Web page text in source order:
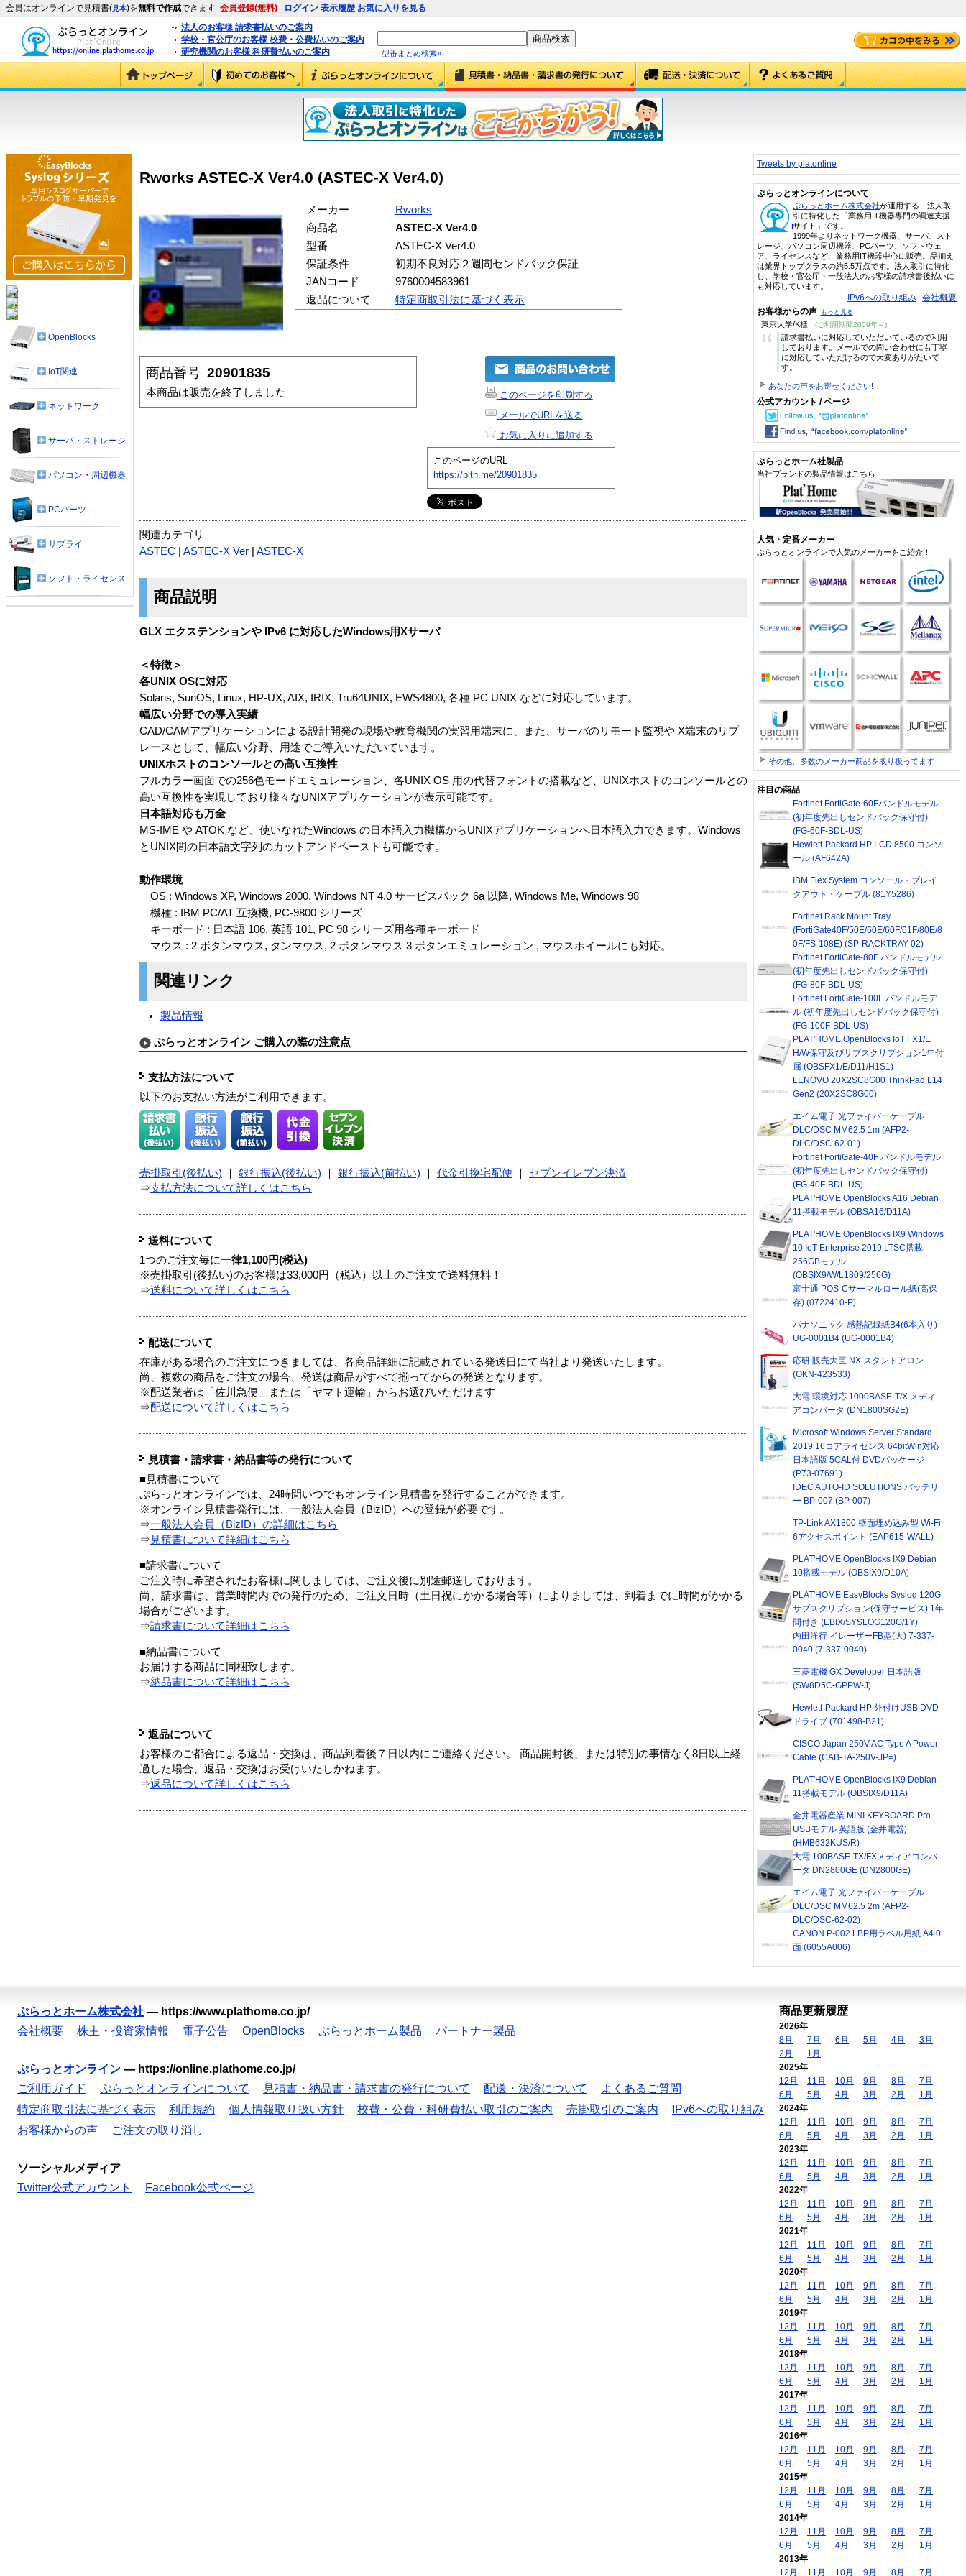
会員はオンラインで見積書(見本)を無料で作成できます 会員登録(無料) ログイン 表示履歴 お気に入りを見る
法人のお客様 請求書払いのご案内
学校・官公庁のお客様 校費・公費払いのご案内
研究機関のお客様 科研費払いのご案内
型番まとめ検索»
Rworks ASTEC-X Ver4.0 (ASTEC-X Ver4.0)
メーカー
Rworks
商品名
ASTEC-X Ver4.0
型番
ASTEC-X Ver4.0
保証条件
初期不良対応２週間センドバック保証
JANコード
9760004583961
返品について
特定商取引法に基づく表示
商品番号 20901835
本商品は販売を終了しました
このページを印刷する
メールでURLを送る
お気に入りに追加する
このページのURL
https://plth.me/20901835
関連カテゴリ
ASTEC
ASTEC-X Ver ASTEC-X
商品説明
GLX エクステンションや IPv6 に対応したWindows用Xサーバ
＜特徴＞
各UNIX OSに対応
Solaris, SunOS, Linux, HP-UX, AIX, IRIX, Tru64UNIX, EWS4800, 各種 PC UNIX などに対応しています。
幅広い分野での導入実績
CAD/CAMアプリケーションによる設計開発の現場や教育機関の実習用端末に、また、サーバのリモート監視や X端末のリプ
レースとして、幅広い分野、用途でご導入いただいています。
UNIXホストのコンソールとの高い互換性
フルカラー画面での256色モードエミュレーション、各UNIX OS 用の代替フォントの搭載など、UNIXホストのコンソールとの
高い互換性を実現しており様々なUNIXアプリケーションが表示可能です。
日本語対応も万全
MS-IME や ATOK など、使いなれたWindows の日本語入力機構からUNIXアプリケーションへ日本語入力できます。Windows
とUNIX間の日本語文字列のカットアンドペーストも可能です。
動作環境
OS : Windows XP, Windows 2000, Windows NT 4.0 サービスパック 6a 以降, Windows Me, Windows 98
機種 : IBM PC/AT 互換機, PC-9800 シリーズ
キーボード : 日本語 106, 英語 101, PC 98 シリーズ用各種キーボード
マウス : 2 ボタンマウス, タンマウス, 2 ボタンマウス 3 ボタンエミュレーション , マウスホイールにも対応。
関連リンク
製品情報
ぷらっとオンライン ご購入の際の注意点
支払方法について
以下のお支払い方法がご利用できます。
売掛取引(後払い) 銀行振込(後払い) 銀行振込(前払い) 代金引換宅配便
セブンイレブン決済
⇒支払方法について詳しくはこちら
送料について
1つのご注文毎に一律1,100円(税込)
※売掛取引(後払い)のお客様は33,000円（税込）以上のご注文で送料無料！
⇒送料について詳しくはこちら
配送について
在庫がある場合のご注文につきましては、各商品詳細に記載されている発送日にて当社より発送いたします。
尚、複数の商品をご注文の場合、発送は商品がすべて揃ってからの発送となります。
※配送業者は「佐川急便」または「ヤマト運輸」からお選びいただけます
⇒配送について詳しくはこちら
見積書・請求書・納品書等の発行について
■見積書について
ぷらっとオンラインでは、24時間いつでもオンライン見積書を発行することができます。
※オンライン見積書発行には、一般法人会員（BizID）への登録が必要です。
⇒一般法人会員（BizID）の詳細はこちら
⇒ 見積書について詳細はこちら
■請求書について
ご注文時に希望されたお客様に関しましては、ご注文後に別途郵送しております。
尚、請求書は、営業時間内での発行のため、ご注文日時（土日祝にかかる場合等）によりましては、到着までに時間がかかる
場合がございます。
⇒請求書について詳細はこちら
■納品書について
お届けする商品に同梱致します。
⇒納品書について詳細はこちら
返品について
お客様のご都合による返品・交換は、商品到着後７日以内にご連絡ください。 商品開封後、または特別の事情なく8日以上経
過した場合、返品・交換はお受けいたしかねます。
⇒返品について詳しくはこちら
OpenBlocks
IoT関連
ネットワーク
サーバ・ストレージ
パソコン・周辺機器
PCパーツ
サプライ
ソフト・ライセンス
Tweets by platonline
ぷらっとオンラインについて
ぷらっとホーム株式会社が運用する、法人取
引に特化した「業務用IT機器専門の調達支援
サイト」です。
1999年よりネットワーク機器、サーバ、スト
レージ、パソコン周辺機器、PCパーツ、ソフトウェ
ア、ライセンスなど、業務用IT機器中心に販売。品揃え
は業界トップクラスの約5.5万点です。法人取引に特化
し、学校・官公庁・一般法人のお客様の請求書後払いに
も対応しています。
IPv6への取り組み 会社概要
お客様からの声 もっと見る
東京大学/K様 (ご利用期間2009年～)
“
請求書払いに対応していただいているので利用
しております。メールでの問い合わせにも丁寧
に対応していただけるので大変ありがたいで
す。
あなたの声をお寄せください!
公式アカウント / ページ
ぷらっとホーム社製品
当社ブランドの製品情報はこちら
人気・定番メーカー
ぷらっとオンラインで人気のメーカーをご紹介！
その他、多数のメーカー商品を取り扱ってます
注目の商品
Fortinet FortiGate-60Fバンドルモデル
(初年度先出しセンドバック保守付)
(FG-60F-BDL-US)
Hewlett-Packard HP LCD 8500 コンソ
ール (AF642A)
IBM Flex System コンソール・ブレイ
クアウト・ケーブル (81Y5286)
Fortinet Rack Mount Tray
(FortiGate40F/50E/60E/60F/61F/80E/8
0F/FS-108E) (SP-RACKTRAY-02)
Fortinet FortiGate-80F バンドルモデル
(初年度先出しセンドバック保守付)
(FG-80F-BDL-US)
Fortinet FortiGate-100F バンドルモデ
ル (初年度先出しセンドバック保守付)
(FG-100F-BDL-US)
PLAT'HOME OpenBlocks IoT FX1/E
H/W保守及びサブスクリプション1年付
属 (OBSFX1/E/D11/H1S1)
LENOVO 20X2SC8G00 ThinkPad L14
Gen2 (20X2SC8G00)
エイム電子 光ファイバーケーブル
DLC/DSC MM62.5 1m (AFP2-
DLC/DSC-62-01)
Fortinet FortiGate-40F バンドルモデル
(初年度先出しセンドバック保守付)
(FG-40F-BDL-US)
PLAT'HOME OpenBlocks A16 Debian
11搭載モデル (OBSA16/D11A)
PLAT'HOME OpenBlocks IX9 Windows
10 IoT Enterprise 2019 LTSC搭載
256GBモデル
(OBSIX9/W/L1809/256G)
富士通 POS-Cサーマルロール紙(高保
存) (0722410-P)
パナソニック 感熱記録紙B4(6本入り)
UG-0001B4 (UG-0001B4)
応研 販売大臣 NX スタンドアロン
(OKN-423533)
大電 環境対応 1000BASE-T/X メディ
アコンバータ (DN1800SG2E)
Microsoft Windows Server Standard
2019 16コアライセンス 64bitWin対応
日本語版 5CAL付 DVDパッケージ
(P73-07691)
IDEC AUTO-ID SOLUTIONS バッテリ
ー BP-007 (BP-007)
TP-Link AX1800 壁面埋め込み型 Wi-Fi
6アクセスポイント (EAP615-WALL)
PLAT'HOME OpenBlocks IX9 Debian
10搭載モデル (OBSIX9/D10A)
PLAT'HOME EasyBlocks Syslog 120G
サブスクリプション(保守サービス) 1年
間付き (EBIX/SYSLOG120G/1Y)
内田洋行 イレーザーFB型(大) 7-337-
0040 (7-337-0040)
三菱電機 GX Developer 日本語版
(SW8D5C-GPPW-J)
Hewlett-Packard HP 外付けUSB DVD
ドライブ (701498-B21)
CISCO Japan 250V AC Type A Power
Cable (CAB-TA-250V-JP=)
PLAT'HOME OpenBlocks IX9 Debian
11搭載モデル (OBSIX9/D11A)
金井電器産業 MINI KEYBOARD Pro
USBモデル 英語版 (金井電器)
(HMB632KUS/R)
大電 100BASE-TX/FXメディアコンバ
ータ DN2800GE (DN2800GE)
エイム電子 光ファイバーケーブル
DLC/DSC MM62.5 2m (AFP2-
DLC/DSC-62-02)
CANON P-002 LBP用ラベル用紙 A4 0
面 (6055A006)
ぷらっとホーム株式会社 — https://www.plathome.co.jp/
会社概要
株主・投資家情報 電子公告 OpenBlocks ぷらっとホーム製品 パートナー製品
ぷらっとオンライン — https://online.plathome.co.jp/
ご利用ガイド
ぷらっとオンラインについて 見積書・納品書・請求書の発行について 配送・決済について
よくあるご質問
特定商取引法に基づく表示
利用規約 個人情報取り扱い方針 校費・公費・科研費払い取引のご案内 売掛取引のご案内
IPv6への取り組み
お客様からの声
ご注文の取り消し
ソーシャルメディア
Twitter公式アカウント
Facebook公式ページ
商品更新履歴
2026年
8月
7月 6月 5月 4月
3月
2月
1月
2025年
12月
11月 10月 9月 8月
7月
6月
5月 4月 3月 2月
1月
2024年
12月
11月 10月 9月 8月
7月
6月
5月 4月 3月 2月
1月
2023年
12月
11月 10月 9月 8月
7月
6月
5月 4月 3月 2月
1月
2022年
12月
11月 10月 9月 8月
7月
6月
5月 4月 3月 2月
1月
2021年
12月
11月 10月 9月 8月
7月
6月
5月 4月 3月 2月
1月
2020年
12月
11月 10月 9月 8月
7月
6月
5月 4月 3月 2月
1月
2019年
12月
11月 10月 9月 8月
7月
6月
5月 4月 3月 2月
1月
2018年
12月
11月 10月 9月 8月
7月
6月
5月 4月 3月 2月
1月
2017年
12月
11月 10月 9月 8月
7月
6月
5月 4月 3月 2月
1月
2016年
12月
11月 10月 9月 8月
7月
6月
5月 4月 3月 2月
1月
2015年
12月
11月 10月 9月 8月
7月
6月
5月 4月 3月 2月
1月
2014年
12月
11月 10月 9月 8月
7月
6月
5月 4月 3月 2月
1月
2013年
12月
11月 10月 9月 8月 7月